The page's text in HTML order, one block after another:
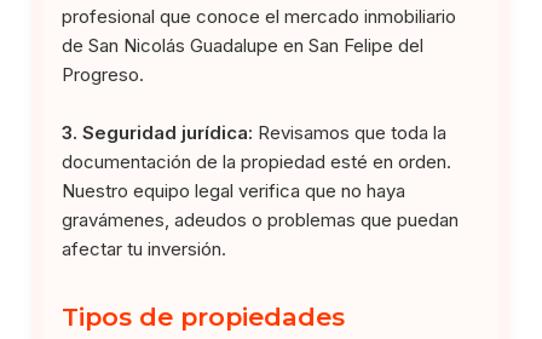
profesional que conoce el mercado inmobiliario
de San Nicolás Guadalupe en San Felipe del
Progreso.
3. Seguridad jurídica: Revisamos que toda la
documentación de la propiedad esté en orden.
Nuestro equipo legal verifica que no haya
gravámenes, adeudos o problemas que puedan
afectar tu inversión.
Tipos de propiedades